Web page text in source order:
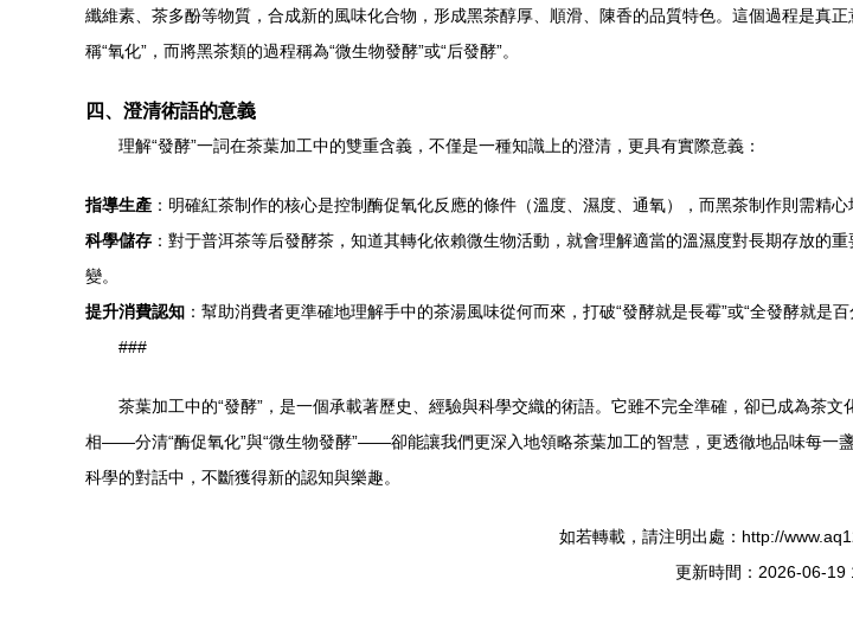
纖維素、茶多酚等物質，合成新的風味化合物，形成黑茶醇厚、順滑、陳香的品質特色。這個過程是真
稱“氧化”，而將黑茶類的過程稱為“微生物發酵”或“后發酵”。
四、澄清術語的意義
理解“發酵”一詞在茶葉加工中的雙重含義，不僅是一種知識上的澄清，更具有實際意義：
指導生產 ：明確紅茶制作的核心是控制酶促氧化反應的條件（溫度、濕度、通氧），而黑茶制作則需精
科學儲存 ：對于普洱茶等后發酵茶，知道其轉化依賴微生物活動，就會理解適當的溫濕度對長期存放
變。
提升消費認知 ：幫助消費者更準確地理解手中的茶湯風味從何而來，打破“發酵就是長霉”或“全發酵就是
###
茶葉加工中的“發酵”，是一個承載著歷史、經驗與科學交織的術語。它雖不完全準確，卻已成為茶
相——分清“酶促氧化”與“微生物發酵”——卻能讓我們更深入地領略茶葉加工的智慧，更透徹地品味每一
科學的對話中，不斷獲得新的認知與樂趣。
如若轉載，請注明出處：http://
更新時間：2026-06-19